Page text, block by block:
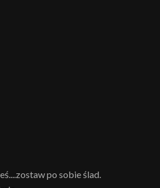
po sobie ślad.